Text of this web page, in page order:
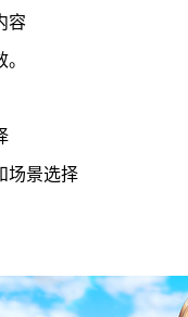
容
场景选择